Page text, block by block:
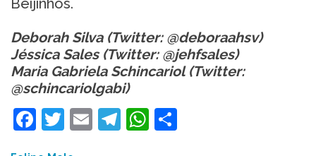
Beijinhos.
Deborah Silva (Twitter: @deboraahsv)
Jéssica Sales (Twitter: @jehfsales)
Maria Gabriela Schincariol (Twitter:
@schincariolgabi)
Facebook
Twitter
EmailTelegram
WhatsApp